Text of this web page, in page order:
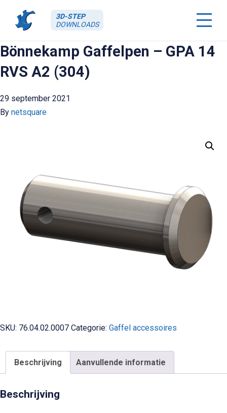
3D-STEP
DOWNLOADS
Bönnekamp Gaffelpen – GPA 14
RVS A2 (304)
29 september 2021
By netsquare
SKU: 76.04.02.0007 Categorie: Gaffel accessoires
Beschrijving Aanvullende informatie
Beschrijving